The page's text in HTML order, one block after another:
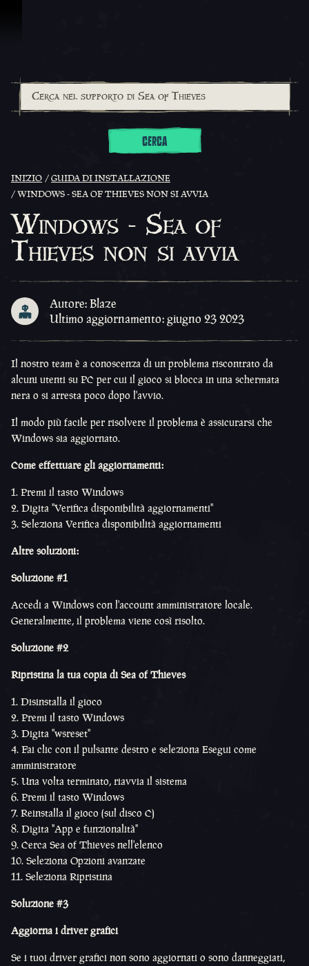
CERCA
INIZIO
GUIDA DI INSTALLAZIONE
WINDOWS - SEA OF THIEVES NON SI AVVIA
Windows - Sea of
Thieves non si avvia
Autore: Blaze
Ultimo aggiornamento: giugno 23 2023
Il nostro team è a conoscenza di un problema riscontrato da
alcuni utenti su PC per cui il gioco si blocca in una schermata
nera o si arresta poco dopo l'avvio.
Il modo più facile per risolvere il problema è assicurarsi che
Windows sia aggiornato.
Come effettuare gli aggiornamenti:
Premi il tasto Windows
Digita "Verifica disponibilità aggiornamenti"
Seleziona Verifica disponibilità aggiornamenti
Altre soluzioni:
Soluzione #1
Accedi a Windows con l'account amministratore locale.
Generalmente, il problema viene così risolto.
Soluzione #2
Ripristina la tua copia di Sea of Thieves
Disinstalla il gioco
Premi il tasto Windows
Digita "wsreset"
Fai clic con il pulsante destro e seleziona Esegui come
amministratore
Una volta terminato, riavvia il sistema
Premi il tasto Windows
Reinstalla il gioco (sul disco C)
Digita "App e funzionalità"
Cerca Sea of Thieves nell'elenco
Seleziona Opzioni avanzate
Seleziona Ripristina
Soluzione #3
Aggiorna i driver grafici
Se i tuoi driver grafici non sono aggiornati o sono danneggiati,